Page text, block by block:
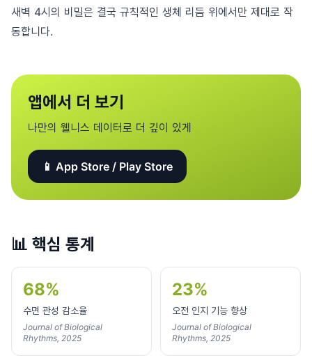
새벽 4시의 비밀은 결국 규칙적인 생체 리듬 위에서만 제대로 작
동합니다.
앱에서 더 보기
나만의 웰니스 데이터로 더 깊이 있게
📱 App Store / Play Store
📊 핵심 통계
68%
수면 관성 감소율
Journal of Biological
Rhythms, 2025
23%
오전 인지 기능 향상
Journal of Biological
Rhythms, 2025